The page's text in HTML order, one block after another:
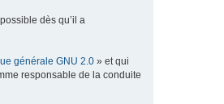
dès qu’il a
générale GNU 2.0 » et qui
responsable de la conduite